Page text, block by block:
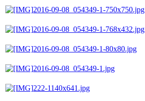
2016-09-08_054349-1-750x750.jpg
2016-09-08_054349-1-768x432.jpg
2016-09-08_054349-1-80x80.jpg
2016-09-08_054349-1.jpg
222-1140x641.jpg